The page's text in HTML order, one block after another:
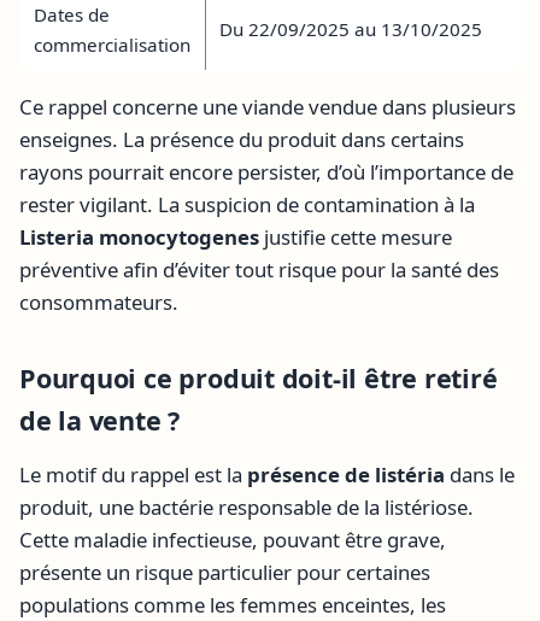
Dates de
commercialisation
Du 22/09/2025 au 13/10/2025
Ce rappel concerne une viande vendue dans plusieurs
enseignes. La présence du produit dans certains
rayons pourrait encore persister, d’où l’importance de
rester vigilant. La suspicion de contamination à la
Listeria monocytogenes justifie cette mesure
préventive afin d’éviter tout risque pour la santé des
consommateurs.
Pourquoi ce produit doit-il être retiré
de la vente ?
Le motif du rappel est la présence de listéria dans le
produit, une bactérie responsable de la listériose.
Cette maladie infectieuse, pouvant être grave,
présente un risque particulier pour certaines
populations comme les femmes enceintes, les